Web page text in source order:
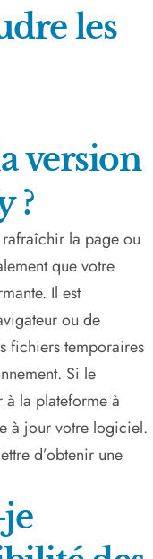
les
version
?
la page ou
que votre
Il est
ou de
fichiers temporaires
Si le
à la plateforme à
à jour votre logiciel.
d’obtenir une